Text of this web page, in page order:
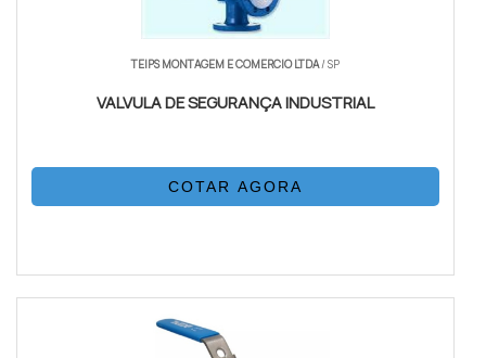
TEIPS MONTAGEM E COMERCIO LTDA/ SP
VALVULA DE SEGURANÇA INDUSTRIAL
COTAR AGORA